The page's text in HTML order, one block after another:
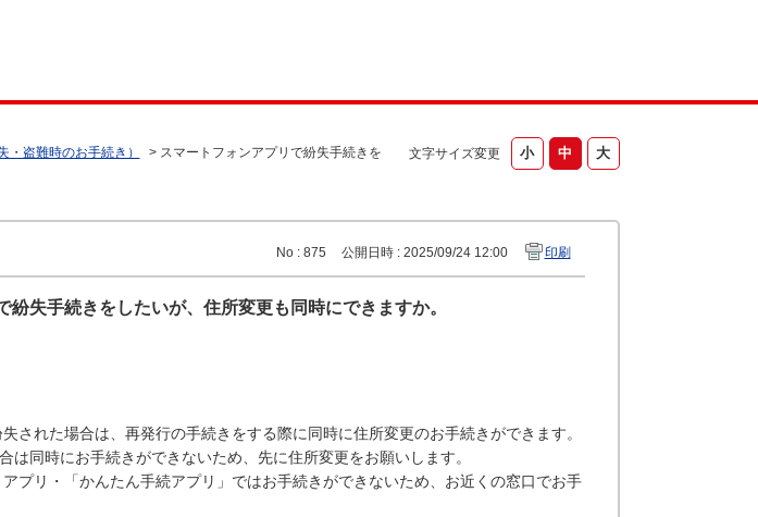
文字サイズ変更
・盗難時のお手続き） > スマートフォンアプリで紛失手続きを
No : 875 公開日時 : 2025/09/24 12:00 印刷
紛失手続きをしたいが、住所変更も同時にできますか。
された場合は、再発行の手続きをする際に同時に住所変更のお手続きができます。
は同時にお手続きができないため、先に住所変更をお願いします。
プリ・「かんたん手続アプリ」ではお手続きができないため、お近くの窓口でお手